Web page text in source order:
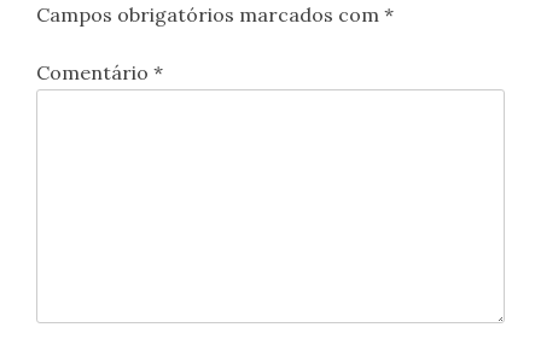
Campos obrigatórios marcados com *
Comentário *